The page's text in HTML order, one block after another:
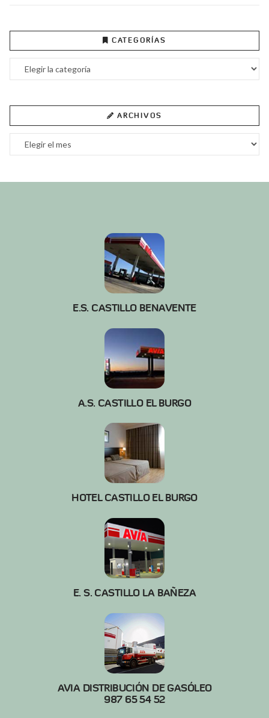
CATEGORÍAS
Categorías
ARCHIVOS
Archivos
E.S. CASTILLO BENAVENTE
A.S. CASTILLO EL BURGO
HOTEL CASTILLO EL BURGO
E. S. CASTILLO LA BAÑEZA
AVIA DISTRIBUCIÓN DE GASÓLEO
987 65 54 52